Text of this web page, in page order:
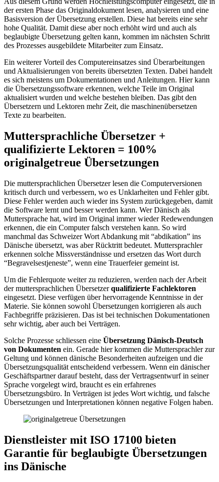
der ersten Phase das Originaldokument lesen, analysieren und eine
Basisversion der Übersetzung erstellen. Diese hat bereits eine sehr
hohe Qualität. Damit diese aber noch erhöht wird und auch als
beglaubigte Übersetzung gelten kann, kommen im nächsten Schritt
des Prozesses ausgebildete Mitarbeiter zum Einsatz.
Ein weiterer Vorteil des Computereinsatzes sind Überarbeitungen
und Aktualisierungen von bereits übersetzten Texten. Dabei handelt
es sich meistens um Dokumentationen und Anleitungen. Hier kann
die Übersetzungssoftware erkennen, welche Teile im Original
aktualisiert wurden und welche bestehen bleiben. Das gibt den
Übersetzern und Lektoren mehr Zeit, die maschinenübersetzen
Texte zu bearbeiten.
Muttersprachliche Übersetzer +
qualifizierte Lektoren = 100%
originalgetreue Übersetzungen
Die muttersprachlichen Übersetzer lesen die Computerversionen
kritisch durch und verbessern, wo es Unklarheiten und Fehler gibt.
Diese Fehler werden auch wieder ins System zurückgegeben, damit
die Software lernt und besser werden kann. Wer Dänisch als
Muttersprache hat, wird im Original immer wieder Redewendungen
erkennen, die ein Computer falsch verstehen kann. So wird
manchmal das Schweizer Wort Abdankung mit “abdikation” ins
Dänische übersetzt, was aber Rücktritt bedeutet. Muttersprachler
erkennen solche Missverständnisse und ersetzen das Wort durch
“Begravelsestjeneste”, wenn eine Trauerfeier gemeint ist.
Um die Fehlerquote weiter zu reduzieren, werden nach der Arbeit
der muttersprachlichen Übersetzerqualifizierte Fachlektoren
eingesetzt. Diese verfügen über hervorragende Kenntnisse in der
Materie. Sie können sowohl Übersetzungen korrigieren als auch
Fachbegriffe präzisieren. Das ist bei technischen Dokumentationen
sehr wichtig, aber auch bei Verträgen.
Solche Prozesse schliessen eine Übersetzung Dänisch-Deutsch
von Dokumenten ein. Gerade hier kommen die Muttersprachler zur
Geltung und können dänische Besonderheiten aufzeigen und die
Übersetzungsqualität entscheidend verbessern. Wenn ein dänischer
Geschäftspartner darauf besteht, dass der Vertragsentwurf in seiner
Sprache vorgelegt wird, braucht es ein erfahrenes
Übersetzungsbüro. In Verträgen ist jedes Wort wichtig, und falsche
Übersetzungen und Interpretationen können negative Folgen haben.
Dienstleister mit ISO 17100 bieten
Garantie für beglaubigte Übersetzungen
ins Dänische